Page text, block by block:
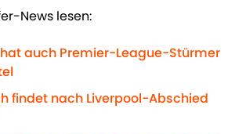
News lesen:
hat auch Premier-League-Stürmer
findet nach Liverpool-Abschied